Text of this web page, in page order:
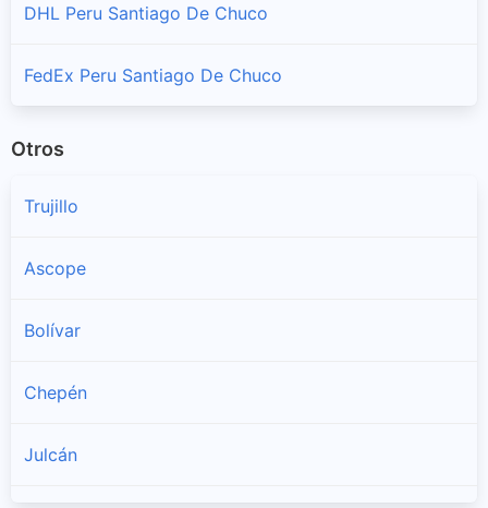
DHL Peru Santiago De Chuco
FedEx Peru Santiago De Chuco
Otros
Trujillo
Ascope
Bolívar
Chepén
Julcán